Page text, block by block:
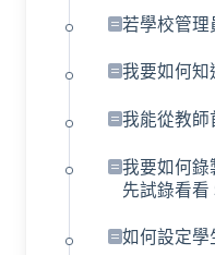
若學校管理
我要如何知
我能從教師
我要如何錄
先試錄看看
如何設定學